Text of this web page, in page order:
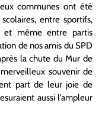
communes ont été
entre sportifs,
et même entre partis
de nos amis du SPD
la chute du Mur de
souvenir de
part de leur joie de
aussi l’ampleur